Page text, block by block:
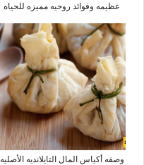
عظیمه وفوائد روحیه ممیزه للحیاه
وصفه أکیاس المال التایلاندیه الأصلیه